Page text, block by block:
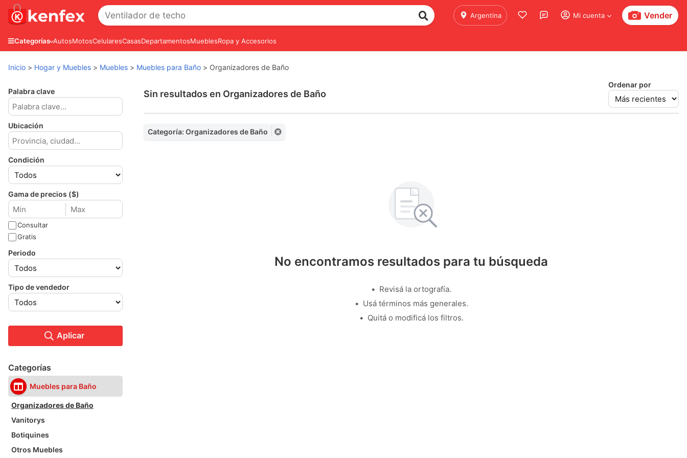
Vender
Mi cuenta
Argentina
Categorías AutosMotosCelularesCasasDepartamentosMueblesRopa y Accesorios
Inicio > Hogar y Muebles > Muebles > Muebles para Baño > Organizadores de Baño
Palabra clave
Ubicación
Condición
Gama de precios ($)
Consultar
Gratis
Periodo
Tipo de vendedor
Aplicar
Categorías
Muebles para Baño
Organizadores de Baño
Vanitorys
Botiquines
Otros Muebles
Sin resultados en Organizadores de Baño
Ordenar por
Categoría: Organizadores de Baño
No encontramos resultados para tu búsqueda
Revisá la ortografía.
Usá términos más generales.
Quitá o modificá los filtros.